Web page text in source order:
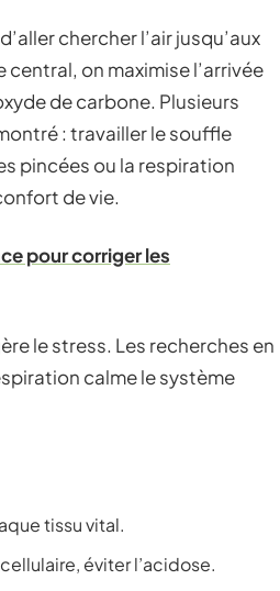
chercher l’air jusqu’aux
on maximise l’arrivée
de carbone. Plusieurs
: travailler le souffle
pincées ou la respiration
de vie.
pour corriger les
le stress. Les recherches en
calme le système
tissu vital.
éviter l’acidose.